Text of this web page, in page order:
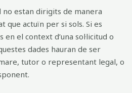
no estan dirigits de manera
que actuïn per si sols. Si es
el context d’una sol·licitud o
dades hauran de ser
tutor o representant legal, o